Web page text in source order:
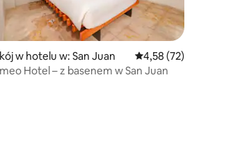
w hotelu w: San Juan Średnia ocena: 4,58
4,58 (72)
Hotel – z basenem w San Juan